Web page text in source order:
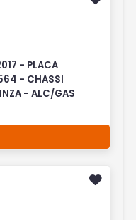
- PLACA
- CHASSI
- ALC/GAS